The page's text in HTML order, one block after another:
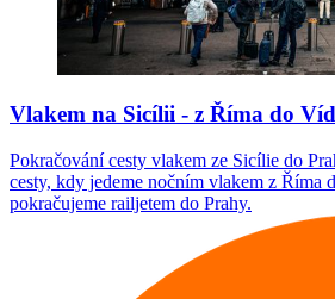
Vlakem na Sicílii - z Říma do
Pokračování cesty vlakem ze Sicílie do
cesty, kdy jedeme nočním vlakem z Říma
pokračujeme railjetem do Prahy.